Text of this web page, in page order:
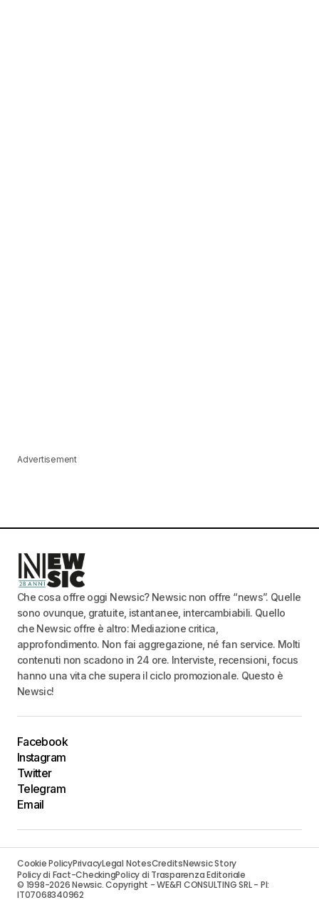
Advertisement
Che cosa offre oggi Newsic? Newsic non offre “news”. Quelle
sono ovunque, gratuite, istantanee, intercambiabili. Quello
che Newsic offre è altro: Mediazione critica,
approfondimento. Non fai aggregazione, né fan service. Molti
contenuti non scadono in 24 ore. Interviste, recensioni, focus
hanno una vita che supera il ciclo promozionale. Questo è
Newsic!
Facebook
Instagram
Twitter
Telegram
Email
Cookie PolicyPrivacyLegal NotesCreditsNewsic Story
Policy di Fact-CheckingPolicy di Trasparenza Editoriale
© 1998-2026 Newsic. Copyright - WE&FI CONSULTING SRL - PI:
IT07068340962